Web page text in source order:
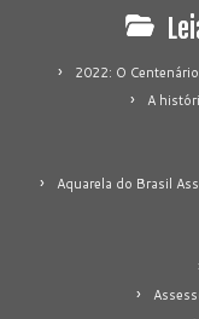
2022: O
A
Aquarela do Brasil